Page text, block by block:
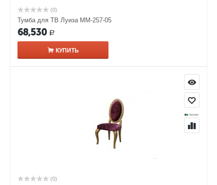
(0)
Тумба для ТВ Луиза ММ-257-05
68,530 Р
КУПИТЬ
(0)